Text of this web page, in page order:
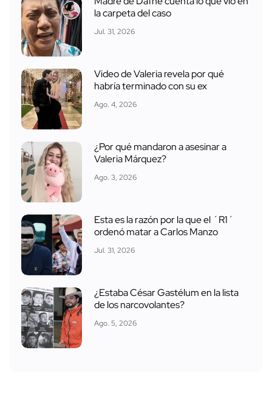
la carpeta del caso
Jul. 31, 2026
Video de Valeria revela por qué
habría terminado con su ex
Ago. 4, 2026
¿Por qué mandaron a asesinar a
Valeria Márquez?
Ago. 3, 2026
Esta es la razón por la que el ´R1´
ordenó matar a Carlos Manzo
Jul. 31, 2026
¿Estaba César Gastélum en la lista
de los narcovolantes?
Ago. 5, 2026